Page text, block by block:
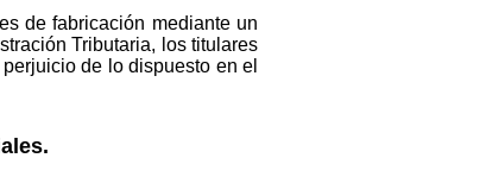
de fabricación mediante un
Tributaria, los titulares
de lo dispuesto en el